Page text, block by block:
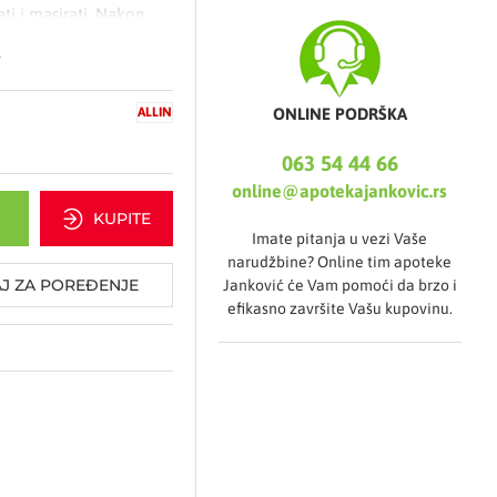
i masirati. Nakon
ne sadrži štetne
radix, urticae
ALLIN
KUPITE
ZA POREĐENJE
ONLINE PODRŠKA
063 54 44 66
online@apotekajankovic.rs
Imate pitanja u vezi Vaše
narudžbine? Online tim apoteke
Janković će Vam pomoći da brzo i
efikasno završite Vašu kupovinu.